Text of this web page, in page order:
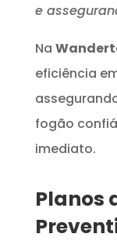
e
Na
eficiência
fogão
imediato.
Planos